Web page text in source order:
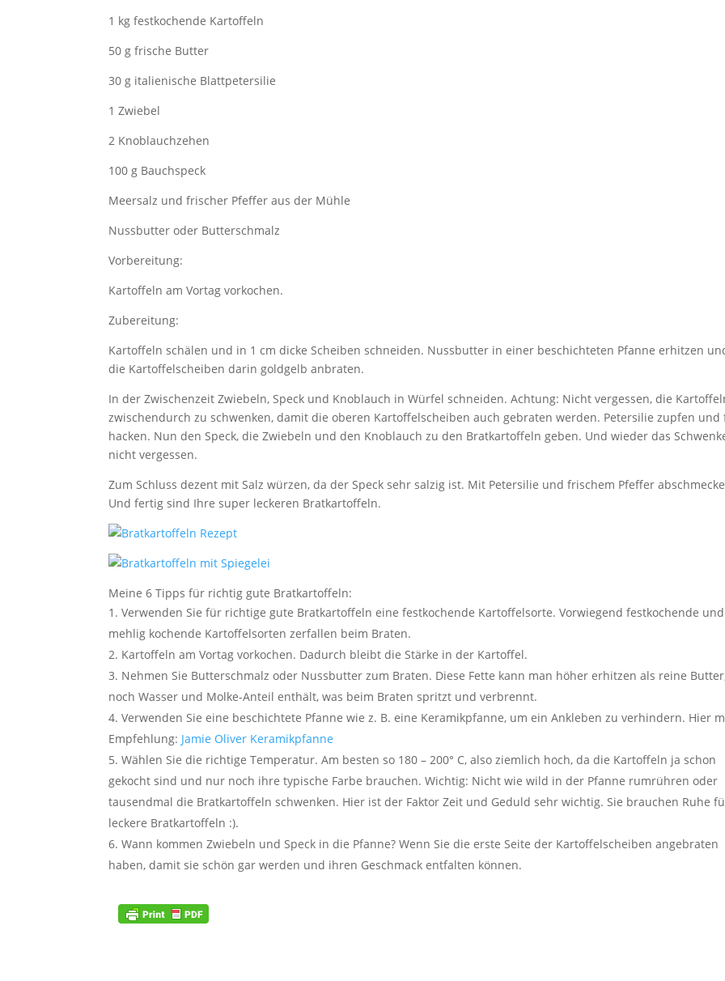
1 kg festkochende Kartoffeln
50 g frische Butter
30 g italienische Blattpetersilie
1 Zwiebel
2 Knoblauchzehen
100 g Bauchspeck
Meersalz und frischer Pfeffer aus der Mühle
Nussbutter oder Butterschmalz
Vorbereitung:
Kartoffeln am Vortag vorkochen.
Zubereitung:
Kartoffeln schälen und in 1 cm dicke Scheiben schneiden. Nussbutter in einer beschichteten Pfanne erhitzen
die Kartoffelscheiben darin goldgelb anbraten.
In der Zwischenzeit Zwiebeln, Speck und Knoblauch in Würfel schneiden. Achtung: Nicht vergessen, die
zwischendurch zu schwenken, damit die oberen Kartoffelscheiben auch gebraten werden. Petersilie zupfen und
hacken. Nun den Speck, die Zwiebeln und den Knoblauch zu den Bratkartoffeln geben. Und wieder das
nicht vergessen.
Zum Schluss dezent mit Salz würzen, da der Speck sehr salzig ist. Mit Petersilie und frischem Pfeffer
Und fertig sind Ihre super leckeren Bratkartoffeln.
Meine 6 Tipps für richtig gute Bratkartoffeln:
Verwenden Sie für richtige gute Bratkartoffeln eine festkochende Kartoffelsorte. Vorwiegend festkochende und
mehlig kochende Kartoffelsorten zerfallen beim Braten.
Kartoffeln am Vortag vorkochen. Dadurch bleibt die Stärke in der Kartoffel.
Nehmen Sie Butterschmalz oder Nussbutter zum Braten. Diese Fette kann man höher erhitzen als reine
noch Wasser und Molke-Anteil enthält, was beim Braten spritzt und verbrennt.
Verwenden Sie eine beschichtete Pfanne wie z. B. eine Keramikpfanne, um ein Ankleben zu verhindern. Hier
Empfehlung: Jamie Oliver Keramikpfanne
Wählen Sie die richtige Temperatur. Am besten so 180 – 200° C, also ziemlich hoch, da die Kartoffeln ja schon
gekocht sind und nur noch ihre typische Farbe brauchen. Wichtig: Nicht wie wild in der Pfanne rumrühren oder
tausendmal die Bratkartoffeln schwenken. Hier ist der Faktor Zeit und Geduld sehr wichtig. Sie brauchen Ruhe
leckere Bratkartoffeln :).
Wann kommen Zwiebeln und Speck in die Pfanne? Wenn Sie die erste Seite der Kartoffelscheiben angebraten
haben, damit sie schön gar werden und ihren Geschmack entfalten können.